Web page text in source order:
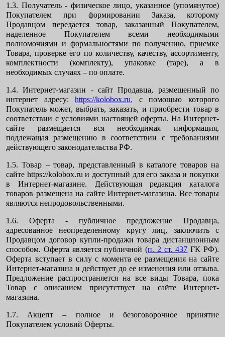
1.3. Получатель - физическое лицо, указанное (упомянутое)
Покупателем при формировании Заказа, которому
Продавцом передается товар, заказанный Покупателем,
наделенное Покупателем всеми необходимыми
полномочиями и формальностями по получению, приемке
Товара, проверке его по количеству, качеству, ассортименту,
комплектности (комплекту), упаковке (таре), а в
необходимых случаях – по оплате.
1.4. Интернет-магазин -сайт Продавца, размещенный по
интернет адресу:
https://kolobox.ru, с помощью которого
Покупатель может, выбрать, заказать, и приобрести товар в
соответствии с условиями настоящей оферты. На Интернет-
сайте размещается вся необходимая информация,
подлежащая размещению в соответствии с требованиями
действующего законодательства РФ.
1.5. Товар – товар, представленный в каталоге товаров на
сайте https://kolobox.ru и доступный для его заказа и покупки
в Интернет-магазине. Действующая редакция каталога
товаров размещена на сайте Интернет-магазина. Все товары
являются непродовольственными.
1.6. Оферта - публичное предложение Продавца,
адресованное неопределенному кругу лиц, заключить с
Продавцом договор купли-продажи товара дистанционным
способом. Оферта является публичной(п. 2 ст. 437 ГК РФ).
Оферта вступает в силу с момента ее размещения на сайте
Интернет-магазина и действует до ее изменения или отзыва.
Предложение распространяется на все виды Товара, пока
Товар с описанием присутствует на сайте Интернет-
магазина.
1.7. Акцепт – полное и безоговорочное принятие
Покупателем условий Оферты.